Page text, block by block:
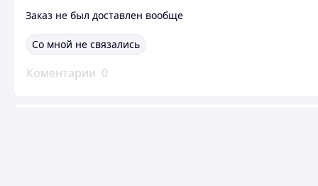
Заказ не был доставлен вообще
Со мной не связались
Коментарии 0